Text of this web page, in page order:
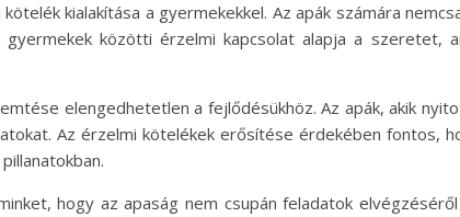
kialakítása a gyermekekkel. Az apák számára
közötti érzelmi kapcsolat alapja a
elengedhetetlen a fejlődésükhöz. Az apák, akik
Az érzelmi kötelékek erősítése érdekében fontos,
hogy az apaság nem csupán feladatok